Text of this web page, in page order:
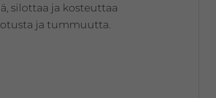
silottaa ja kosteuttaa
ja tummuutta.